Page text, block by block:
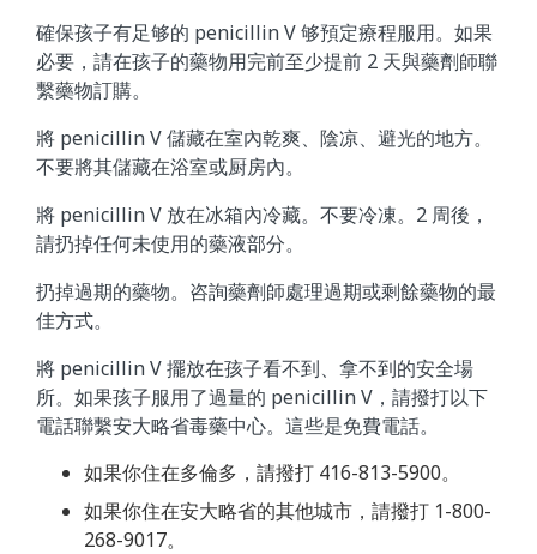
確保孩子有足够的 penicillin V 够預定療程服用。如果
必要，請在孩子的藥物用完前至少提前 2 天與藥劑師聯
繫藥物訂購。
將 penicillin V 儲藏在室內乾爽、陰凉、避光的地方。
不要將其儲藏在浴室或厨房內。
將 penicillin V 放在冰箱內冷藏。不要冷凍。2 周後，
請扔掉任何未使用的藥液部分。
扔掉過期的藥物。咨詢藥劑師處理過期或剩餘藥物的最
佳方式。
將 penicillin V 擺放在孩子看不到、拿不到的安全場
所。如果孩子服用了過量的 penicillin V，請撥打以下
電話聯繫安大略省毒藥中心。這些是免費電話。
如果你住在多倫多，請撥打 416-813-5900。
如果你住在安大略省的其他城市，請撥打 1-800-
268-9017。